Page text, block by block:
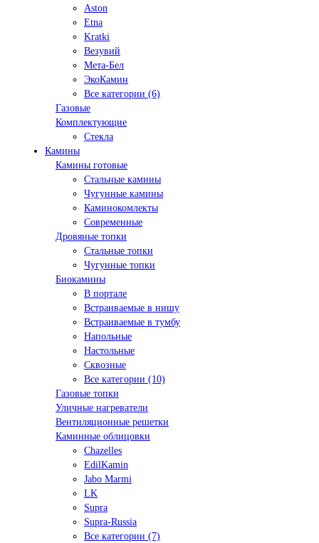
Aston
Etna
Kratki
Везувий
Мета-Бел
ЭкоКамин
Все категории (6)
Газовые
Комплектующие
Стекла
Камины
Камины готовые
Стальные камины
Чугунные камины
Каминокомлекты
Современные
Дровяные топки
Стальные топки
Чугунные топки
Биокамины
В портале
Встраиваемые в нишу
Встраиваемые в тумбу
Напольные
Настольные
Сквозные
Все категории (10)
Газовые топки
Уличные нагреватели
Вентиляционные решетки
Каминные облицовки
Chazelles
EdilKamin
Jabo Marmi
LK
Supra
Supra-Russia
Все категории (7)